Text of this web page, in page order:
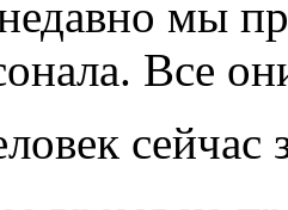
мы
Все
сейчас